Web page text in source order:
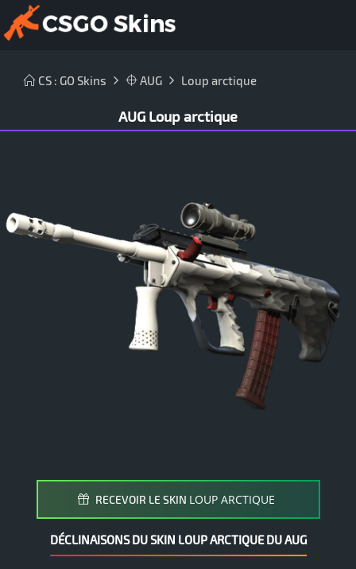
CS : GO Skins AUG Loup arctique
AUG Loup arctique
RECEVOIR LE SKIN LOUP ARCTIQUE
DÉCLINAISONS DU SKIN LOUP ARCTIQUE DU AUG